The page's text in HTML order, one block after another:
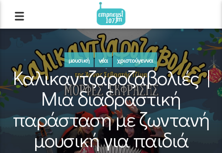
μουσική νέα χριστούγεννα
Καλικαντζαροζαβολιές |
Μια διαδραστική
παράσταση με ζωντανή
μουσική για παιδιά